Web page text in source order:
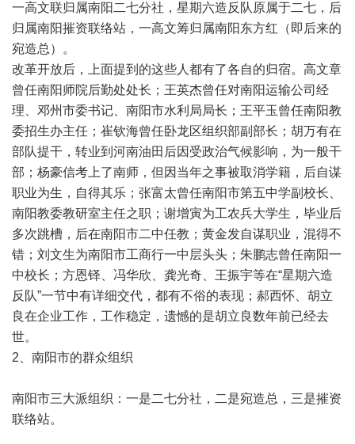
一高文联归属南阳二七分社，星期六造反队原属于二七，后
归属南阳摧资联络站，一高文筹归属南阳东方红（即后来的
宛造总）。
改革开放后，上面提到的这些人都有了各自的归宿。高文章
曾任南阳师院后勤处处长；王英杰曾任对南阳运输公司经
理、邓州市委书记、南阳市水利局局长；王平玉曾任南阳教
委招生办主任；崔钦海曾任卧龙区组织部副部长；胡万有在
部队提干，转业到河南油田后因受政治气候影响，为一般干
部；杨豪信考上了南师，但因当年之事被取消学籍，后自谋
职业为生，自得其乐；张富太曾任南阳市第五中学副校长、
南阳教委教研室主任之职；谢增寅为工农兵大学生，毕业后
多次跳槽，后在南阳市二中任教；黄金发自谋职业，混得不
错；刘文生为南阳市工商行一中层头头；朱鹏志曾任南阳一
中校长；方恩铎、冯华欣、龚光奇、王振宇等在“星期六造
反队”一节中有详细交代，都有不俗的表现；郝西怀、胡立
良在企业工作，工作稳定，遗憾的是胡立良数年前已经去
世。
2、南阳市的群众组织
南阳市三大派组织：一是二七分社，二是宛造总，三是摧资
联络站。